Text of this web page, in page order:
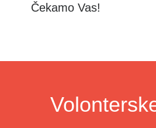
Čekamo Vas!